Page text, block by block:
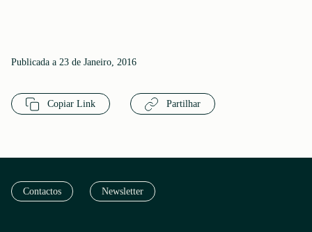
Publicada a 23 de Janeiro, 2016
Copiar Link Partilhar
Contactos Newsletter